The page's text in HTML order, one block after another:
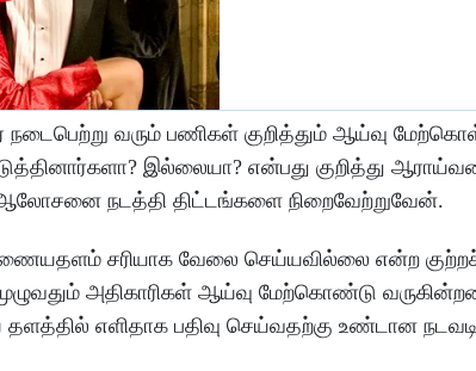
நடைபெற்று வரும் பணிகள் குறித்தும் ஆய்வு
இல்லையா? என்பது குறித்து
ஆலோசனை நடத்தி திட்டங்களை நிறைவேற்றுவேன்.
சரியாக வேலை செய்யவில்லை என்ற
அதிகாரிகள் ஆய்வு மேற்கொண்டு
எளிதாக பதிவு செய்வதற்கு உண்டான